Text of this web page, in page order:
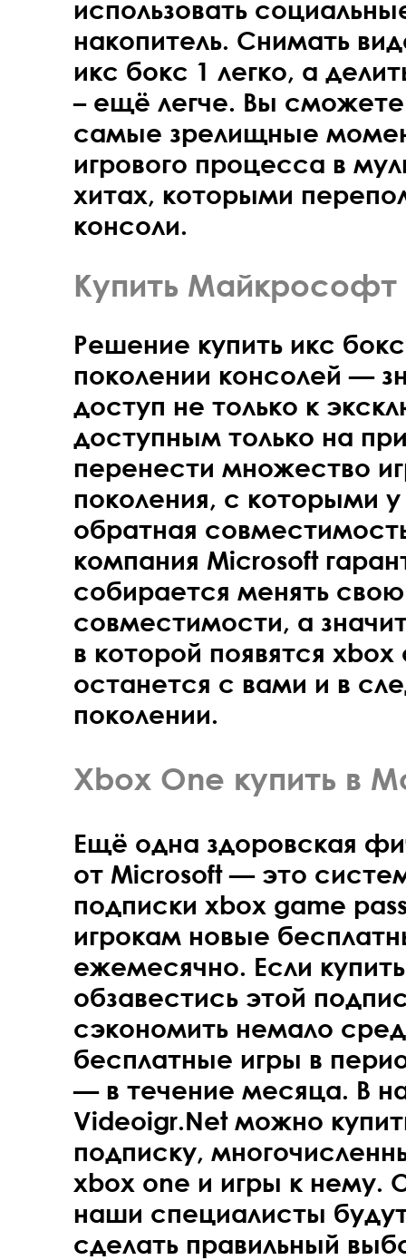
использовать
накопитель. Снимать
икс бокс 1 легко, а
– ещё легче. Вы сможете
самые зрелищные
игрового процесса в
хитах, которыми
консоли.
Купить Майкрософт
Решение купить икс
поколении консолей —
доступ не только к
доступным только на
перенести множество
поколения, с которыми
обратная
компания Microsoft
собирается менять
совместимости, а
в которой появятся xbox
останется с вами и в
поколении.
Xbox One купить в
Ещё одна здоровская
от Microsoft — это
подписки xbox game
игрокам новые
ежемесячно. Если
обзавестись этой
сэкономить немало
бесплатные игры в
— в течение месяца. В
Videoigr.Net можно
подписку,
xbox one и игры к нему.
наши специалисты
сделать правильный